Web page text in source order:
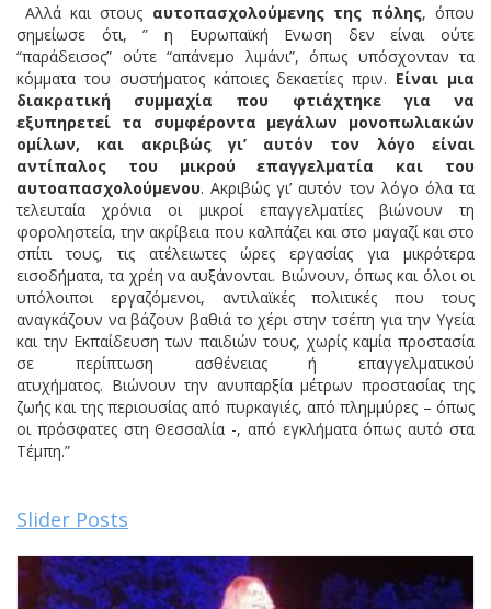
Αλλά και στους αυτοπασχολούμενης της πόλης, όπου
σημείωσε ότι, ” η Ευρωπαϊκή Ενωση δεν είναι ούτε
“παράδεισος” ούτε “απάνεμο λιμάνι”, όπως υπόσχονταν τα
κόμματα του συστήματος κάποιες δεκαετίες πριν. Είναι μια
διακρατική συμμαχία που φτιάχτηκε για να
εξυπηρετεί τα συμφέροντα μεγάλων μονοπωλιακών
ομίλων, και ακριβώς γι’ αυτόν τον λόγο είναι
αντίπαλος του μικρού επαγγελματία και του
αυτοαπασχολούμενου. Ακριβώς γι’ αυτόν τον λόγο όλα τα
τελευταία χρόνια οι μικροί επαγγελματίες βιώνουν τη
φοροληστεία, την ακρίβεια που καλπάζει και στο μαγαζί και στο
σπίτι τους, τις ατέλειωτες ώρες εργασίας για μικρότερα
εισοδήματα, τα χρέη να αυξάνονται. Βιώνουν, όπως και όλοι οι
υπόλοιποι εργαζόμενοι, αντιλαϊκές πολιτικές που τους
αναγκάζουν να βάζουν βαθιά το χέρι στην τσέπη για την Υγεία
και την Εκπαίδευση των παιδιών τους, χωρίς καμία προστασία
σε περίπτωση ασθένειας ή επαγγελματικού
ατυχήματος. Βιώνουν την ανυπαρξία μέτρων προστασίας της
ζωής και της περιουσίας από πυρκαγιές, από πλημμύρες – όπως
οι πρόσφατες στη Θεσσαλία -, από εγκλήματα όπως αυτό στα
Τέμπη.”
Slider Posts